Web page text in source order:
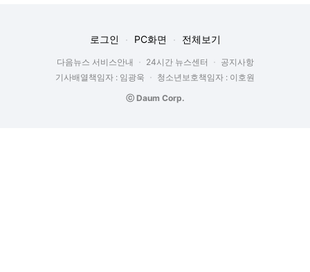
로그인 PC화면 전체보기
다음뉴스 서비스안내 24시간 뉴스센터
공지사항
기사배열책임자 : 임광욱
청소년보호책임자 : 이호원
ⓒ Daum Corp.